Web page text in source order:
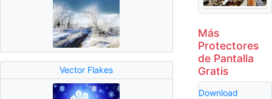
Vector Flakes
Más
Protectores
de Pantalla
Gratis
Download